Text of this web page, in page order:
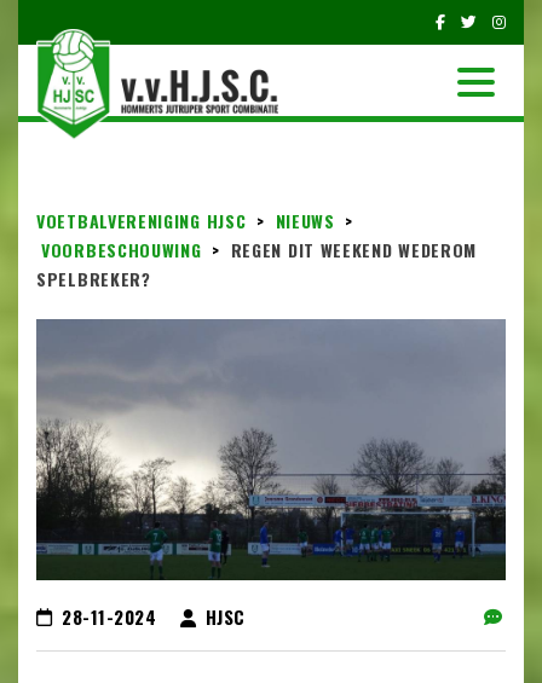
VOETBALVERENIGING HJSC > NIEUWS >
VOORBESCHOUWING > REGEN DIT WEEKEND WEDEROM
SPELBREKER?
28-11-2024 HJSC